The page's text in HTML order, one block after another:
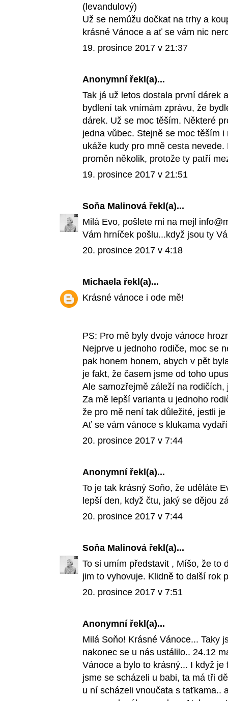
(levandulový)
Už se nemůžu dočkat na trhy a
krásné Vánoce a ať se vám nic
19. prosince 2017 v 21:37
Anonymní řekl(a)...
Tak já už letos dostala první dárek
bydlení tak vnímám zprávu, že
dárek. Už se moc těším. Některé
jedna vůbec. Stejně se moc těším
ukáže kudy pro mně cesta
proměn několik, protože ty patří
19. prosince 2017 v 21:51
Soňa Malinová řekl(a)...
Milá Evo, pošlete mi na mejl
Vám hrníček pošlu...když jsou ty
20. prosince 2017 v 4:18
Michaela řekl(a)...
Krásné vánoce i ode mě!
PS: Pro mě byly dvoje vánoce
Nejprve u jednoho rodiče, moc se
pak honem honem, abych v pět
je fakt, že časem jsme od toho
Ale samozřejmě záleží na
Za mě lepší varianta u jednoho
že pro mě není tak důležité, jestli
Ať se vám vánoce s klukama
20. prosince 2017 v 7:44
Anonymní řekl(a)...
To je tak krásný Soňo, že uděláte
lepší den, když čtu, jaký se dějou
20. prosince 2017 v 7:44
Soňa Malinová řekl(a)...
To si umím představit , Míšo, že to
jim to vyhovuje. Klidně to další rok
20. prosince 2017 v 7:51
Anonymní řekl(a)...
Milá Soňo! Krásné Vánoce... Taky
nakonec se u nás ustálilo.. 24.12
Vánoce a bylo to krásný... I když
jsme se scházeli u babi, ta má tři
u ní scházeli vnoučata s taťkama..